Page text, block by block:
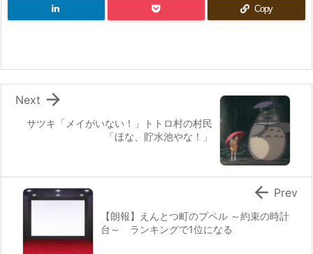
Copy
サツキ「メイがいない！」トトロ村の村民
「ほな、貯水池やな！」

Next
【朗報】えんとつ町のプペル ～約束の時計
台～ ランキングで1位になる
 Prev